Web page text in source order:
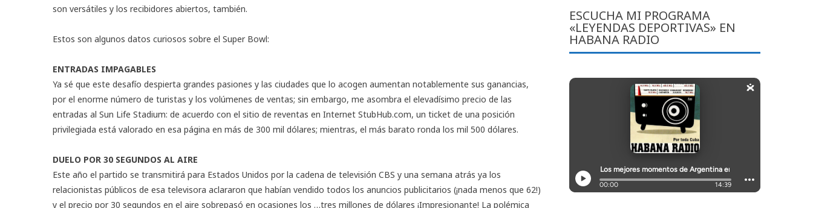
son versátiles y los recibidores abiertos, también.
Estos son algunos datos curiosos sobre el Super Bowl:
ENTRADAS IMPAGABLES
Ya sé que este desafío despierta grandes pasiones y las ciudades que lo acogen aumentan notablemente sus ganancias,
por el enorme número de turistas y los volúmenes de ventas; sin embargo, me asombra el elevadísimo precio de las
entradas al Sun Life Stadium: de acuerdo con el sitio de reventas en Internet StubHub.com, un ticket de una posición
privilegiada está valorado en esa página en más de 300 mil dólares; mientras, el más barato ronda los mil 500 dólares.
DUELO POR 30 SEGUNDOS AL AIRE
Este año el partido se transmitirá para Estados Unidos por la cadena de televisión CBS y una semana atrás ya los
relacionistas públicos de esa televisora aclararon que habían vendido todos los anuncios publicitarios (¡nada menos que 62!)
y el precio por 30 segundos en el aire sobrepasó en ocasiones los …tres millones de dólares ¡Impresionante! La polémica
ESCUCHA MI PROGRAMA
«LEYENDAS DEPORTIVAS» EN
HABANA RADIO